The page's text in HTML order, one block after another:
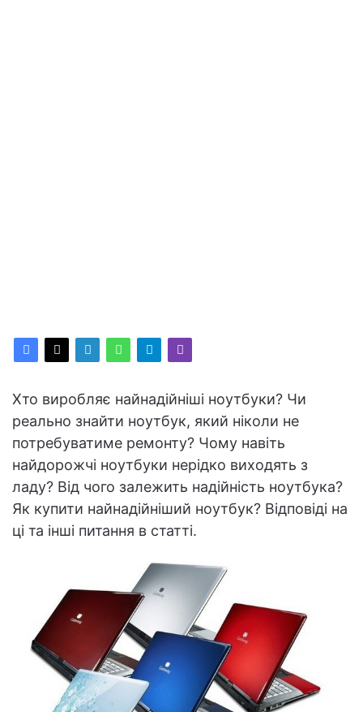
Хто виробляє найнадійніші ноутбуки? Чи
реально знайти ноутбук, який ніколи не
потребуватиме ремонту? Чому навіть
найдорожчі ноутбуки нерідко виходять з
ладу? Від чого залежить надійність ноутбука?
Як купити найнадійніший ноутбук? Відповіді на
ці та інші питання в статті.